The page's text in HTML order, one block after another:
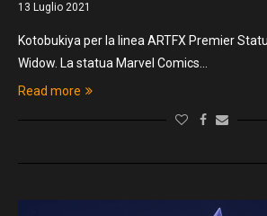
13 Luglio 2021
Kotobukiya per la linea ARTFX Premier
Widow. La statua Marvel Comics…
Read more